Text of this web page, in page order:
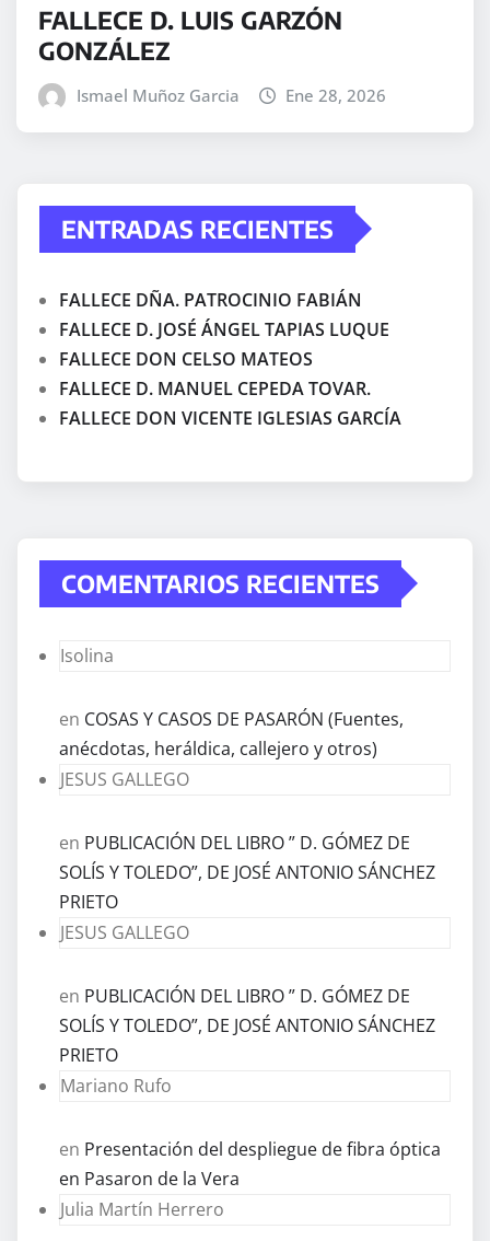
FALLECE D. LUIS GARZÓN
GONZÁLEZ
Ismael Muñoz Garcia Ene 28, 2026
ENTRADAS RECIENTES
FALLECE DÑA. PATROCINIO FABIÁN
FALLECE D. JOSÉ ÁNGEL TAPIAS LUQUE
FALLECE DON CELSO MATEOS
FALLECE D. MANUEL CEPEDA TOVAR.
FALLECE DON VICENTE IGLESIAS GARCÍA
COMENTARIOS RECIENTES
Isolina
en COSAS Y CASOS DE PASARÓN (Fuentes,
anécdotas, heráldica, callejero y otros)
JESUS GALLEGO
en PUBLICACIÓN DEL LIBRO ” D. GÓMEZ DE
SOLÍS Y TOLEDO”, DE JOSÉ ANTONIO SÁNCHEZ
PRIETO
JESUS GALLEGO
en PUBLICACIÓN DEL LIBRO ” D. GÓMEZ DE
SOLÍS Y TOLEDO”, DE JOSÉ ANTONIO SÁNCHEZ
PRIETO
Mariano Rufo
en Presentación del despliegue de fibra óptica
en Pasaron de la Vera
Julia Martín Herrero